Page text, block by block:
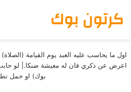
كرتون بوك
اول ما يحاسب عليه العبد يوم القيامة
اعرض عن ذكري فان له معيشة ضنكا.| لو
بوك) او حمل